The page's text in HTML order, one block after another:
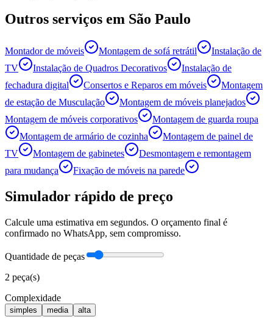
Outros serviços em São Paulo
Montador de móveis Montagem de sofá retrátil
Instalação de
TV
Instalação de Quadros Decorativos
Instalação de
fechadura digital
Consertos e Reparos em móveis
Montagem
de estação de Musculação
Montagem de móveis planejados
Montagem de móveis corporativos
Montagem de guarda roupa
Montagem de armário de cozinha
Montagem de painel de
TV
Montagem de gabinetes
Desmontagem e remontagem
para mudança
Fixação de móveis na parede
Simulador rápido de preço
Calcule uma estimativa em segundos. O orçamento final é
confirmado no WhatsApp, sem compromisso.
Quantidade de peças
2 peça(s)
Complexidade
simples media alta